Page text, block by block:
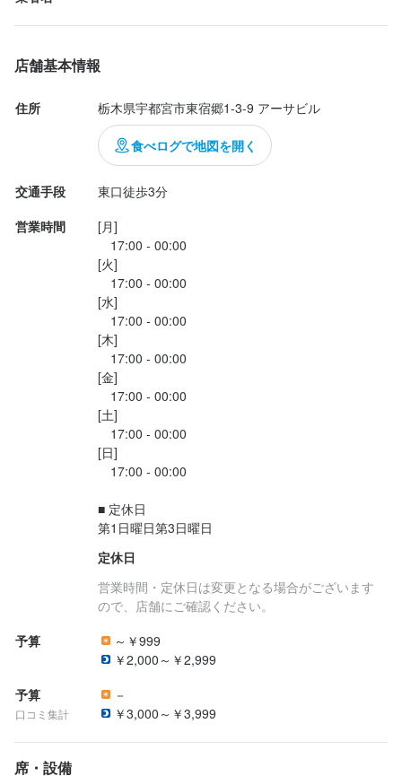
周りはカリッと中はジューシーで柔らかく、味付けは塩胡椒とシ
ンプル！
力ですね
宇都宮の裏ソウルフードの１つ！機会があれば是非食べてみてく
【手づくりポテトサラダ（530円）】
大きめの器に入ったポテト...
店舗基本情報
住所 栃木県宇都宮市東宿郷1-3-9 アーサビル
食べログで地図を開く
交通手段
東口徒歩3分
営業時間
[月]
17:00 - 00:00
[火]
17:00 - 00:00
[水]
17:00 - 00:00
[木]
17:00 - 00:00
[金]
17:00 - 00:00
[土]
17:00 - 00:00
[日]
17:00 - 00:00
■ 定休日
第1日曜日第3日曜日
定休日
営業時間・定休日は変更となる場合がございます
ので、店舗にご確認ください。
予算
～￥999
￥2,000～￥2,999
予算
口コミ集計
－
￥3,000～￥3,999
席・設備
もちろん、ディナータイム・14時以降勤務できる方も
選考の流れ
■応募方法
面接当日は履歴書(写貼)持参下さい。
栃木県宇都宮市東宿郷1-3-9 アーサビル
法人名・事業者名
株式会社オーリス
最終更新日2025/02/15